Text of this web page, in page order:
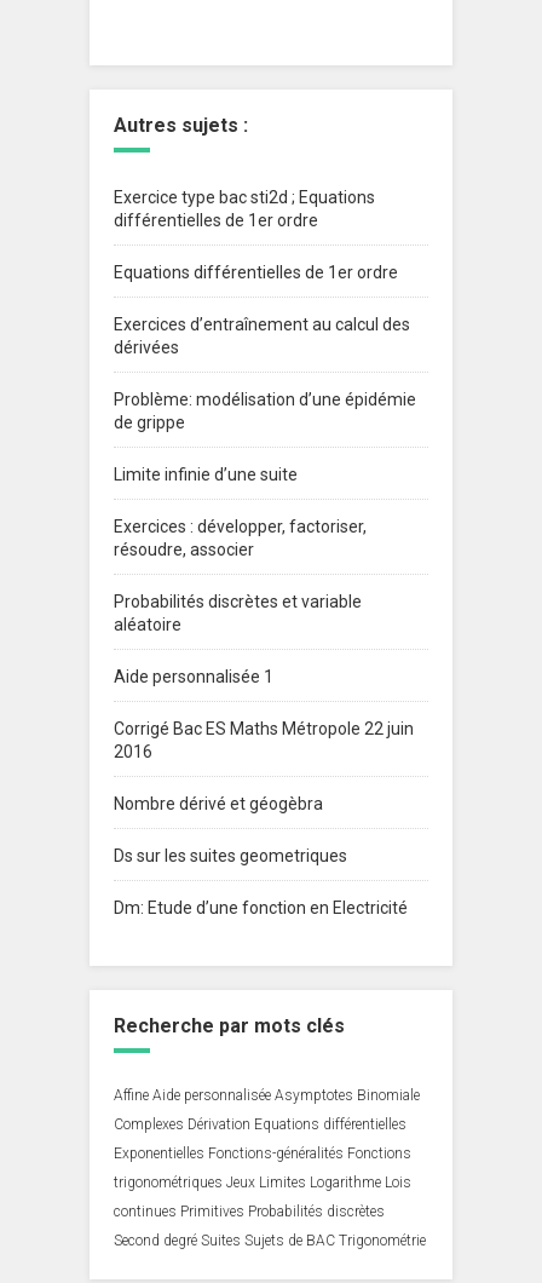
Autres sujets :
Exercice type bac sti2d ; Equations
différentielles de 1er ordre
Equations différentielles de 1er ordre
Exercices d’entraînement au calcul des
dérivées
Problème: modélisation d’une épidémie
de grippe
Limite infinie d’une suite
Exercices : développer, factoriser,
résoudre, associer
Probabilités discrètes et variable
aléatoire
Aide personnalisée 1
Corrigé Bac ES Maths Métropole 22 juin
2016
Nombre dérivé et géogèbra
Ds sur les suites geometriques
Dm: Etude d’une fonction en Electricité
Recherche par mots clés
Affine Aide personnalisée Asymptotes Binomiale
Complexes Dérivation Equations différentielles
Exponentielles Fonctions-généralités Fonctions
trigonométriques Jeux Limites Logarithme Lois
continues Primitives Probabilités discrètes
Second degré Suites Sujets de BAC Trigonométrie